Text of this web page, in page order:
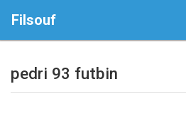
Filsouf
pedri 93 futbin